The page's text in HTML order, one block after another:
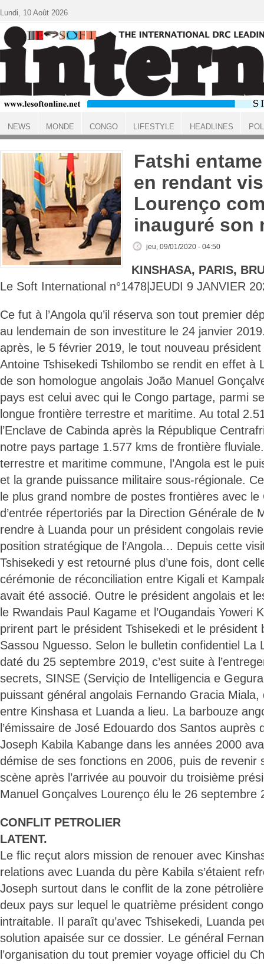
ACCUEIL
Fatshi
en rendant
Lourenço
inauguré son
jeu, 09/01/2020 - 04:50
KINSHASA, PARIS,
Le Soft International n°1478|JEUDI 9 JANVIER
Ce fut à l’Angola qu’il réserva son tout premier
au lendemain de son investiture le 24 janvier
après, le 5 février 2019, le tout nouveau
Antoine Tshisekedi Tshilombo se rendit en effet à
de son homologue angolais João Manuel
pays est celui avec qui le Congo partage, parmi
longue frontière terrestre et maritime. Au total
l’Enclave de Cabinda après la République
notre pays partage 1.577 kms de frontière
terrestre et maritime commune, l’Angola est le
et la grande puissance militaire sous-régionale.
le plus grand nombre de postes frontières avec
d’entrée répertoriés par la Direction Générale de
rendre à Luanda pour un président congolais
position stratégique de l’Angola... Depuis cette
Tshisekedi y est retourné plus d’une fois, dont
cérémonie de réconciliation entre Kigali et
avait été associé. Outre le président angolais et
le Rwandais Paul Kagame et l’Ougandais Yoweri
prirent part le président Tshisekedi et le président
Sassou Nguesso. Selon le bulletin confidentiel La
daté du 25 septembre 2019, c’est suite à
secrets, SINSE (Serviçio de Intelligencia e
puissant général angolais Fernando Gracia
entre Kinshasa et Luanda a lieu. La barbouze
l’émissaire de José Edouardo dos Santos auprès
Joseph Kabila Kabange dans les années 2000
démise de ses fonctions en 2006, puis de revenir
scène après l’arrivée au pouvoir du troisième
Manuel Gonçalves Lourenço élu le 26 septembre
CONFLIT PETROLIER
LATENT.
Le flic reçut alors mission de renouer avec
relations avec Luanda du père Kabila s’étaient
Joseph surtout dans le conflit de la zone
deux pays sur lequel le quatrième président
intraitable. Il paraît qu’avec Tshisekedi, Luanda
solution apaisée sur ce dossier. Le général
l’organisation du tout premier voyage officiel du
Lundi, 10 Août 2026
NEWS MONDE CONGO LIFESTYLE HEADLINES